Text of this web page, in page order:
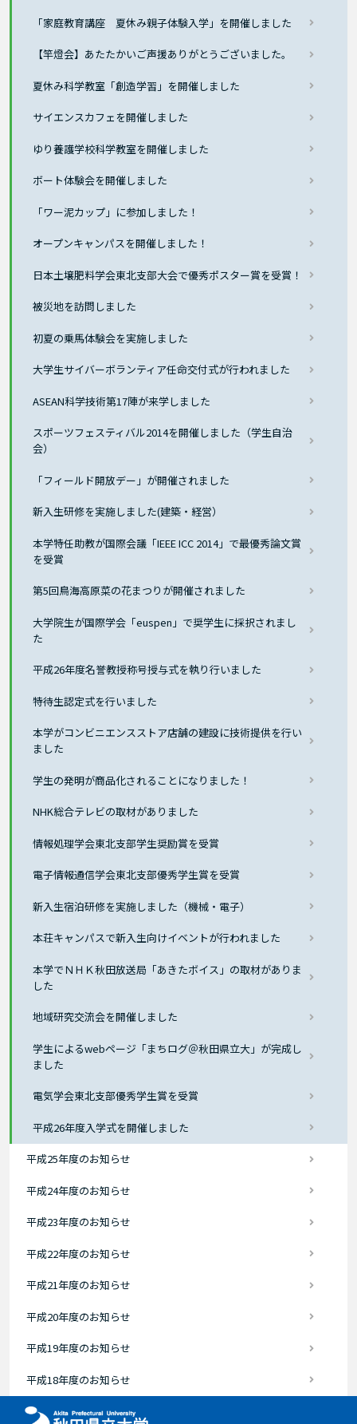
「家庭教育講座 夏休み親子体験入学」を開催しました
【竿燈会】あたたかいご声援ありがとうございました。
夏休み科学教室「創造学習」を開催しました
サイエンスカフェを開催しました
ゆり養護学校科学教室を開催しました
ボート体験会を開催しました
「ワー泥カップ」に参加しました！
オープンキャンパスを開催しました！
日本土壌肥料学会東北支部大会で優秀ポスター賞を受賞！
被災地を訪問しました
初夏の乗馬体験会を実施しました
大学生サイバーボランティア任命交付式が行われました
ASEAN科学技術第17陣が来学しました
スポーツフェスティバル2014を開催しました（学生自治
会）
「フィールド開放デー」が開催されました
新入生研修を実施しました(建築・経営）
本学特任助教が国際会議「IEEE ICC 2014」で最優秀論文賞
を受賞
第5回鳥海高原菜の花まつりが開催されました
大学院生が国際学会「euspen」で奨学生に採択されまし
た
平成26年度名誉教授称号授与式を執り行いました
特待生認定式を行いました
本学がコンビニエンスストア店舗の建設に技術提供を行い
ました
学生の発明が商品化されることになりました！
NHK総合テレビの取材がありました
情報処理学会東北支部学生奨励賞を受賞
電子情報通信学会東北支部優秀学生賞を受賞
新入生宿泊研修を実施しました（機械・電子）
本荘キャンパスで新入生向けイベントが行われました
本学でＮＨＫ秋田放送局「あきたボイス」の取材がありま
した
地域研究交流会を開催しました
学生によるwebページ「まちログ＠秋田県立大」が完成し
ました
電気学会東北支部優秀学生賞を受賞
平成26年度入学式を開催しました
平成25年度のお知らせ
平成24年度のお知らせ
平成23年度のお知らせ
平成22年度のお知らせ
平成21年度のお知らせ
平成20年度のお知らせ
平成19年度のお知らせ
平成18年度のお知らせ